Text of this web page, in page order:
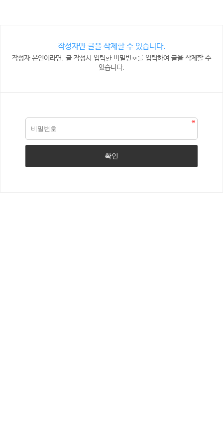
작성자만 글을 삭제할 수 있습니다.
작성자 본인이라면, 글 작성시 입력한 비밀번호를 입력하여 글을 삭제할 수
있습니다.